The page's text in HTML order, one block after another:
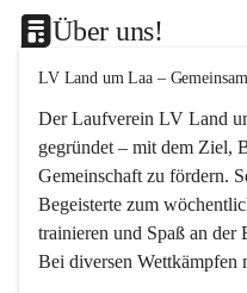
Über uns!
LV Land um Laa –
Der Laufverein LV Land
gegründet – mit dem Ziel,
Gemeinschaft zu fördern.
Begeisterte zum
trainieren und Spaß an der
Bei diversen Wettkämpfen